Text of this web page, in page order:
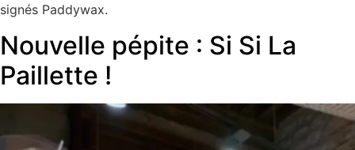
signés Paddywax.
Nouvelle pépite : Si Si La
Paillette !